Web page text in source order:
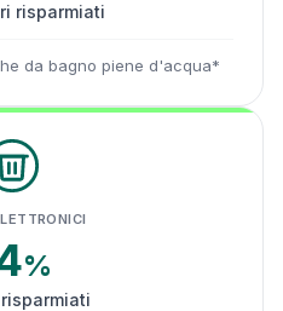
risparmiati
da bagno piene d'acqua*
%